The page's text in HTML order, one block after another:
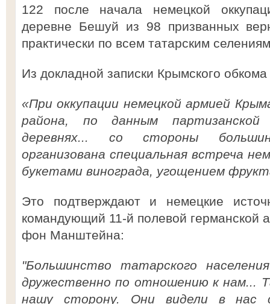
122 после начала немецкой
деревне Бешуй из 98 призванных
практически по всем татарским
Из докладной записки Крымского
«При оккупации немецкой армией
района, по данным
деревнях... со стороны
организована специальная встреча
букетами винограда, угощением
Это подтверждают и немецкие
командующий 11-й полевой
фон Манштейна:
"Большинство татарского
дружественно по отношению к нам...
нашу сторону. Они видели в нас